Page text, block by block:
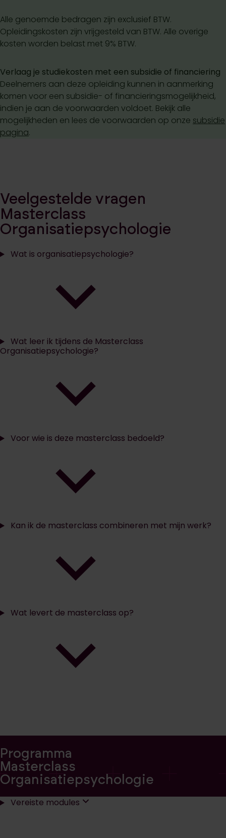
Alle genoemde bedragen zijn exclusief BTW.
Opleidingskosten zijn vrijgesteld van BTW. Alle overige
kosten worden belast met 9% BTW.
Verlaag je studiekosten met een subsidie of financiering
Deelnemers aan deze opleiding kunnen in aanmerking
komen voor een subsidie- of financieringsmogelijkheid,
indien je aan de voorwaarden voldoet. Bekijk alle
mogelijkheden en lees de voorwaarden op onze subsidie
pagina.
Veelgestelde vragen
Masterclass
Organisatiepsychologie
Wat is organisatiepsychologie?
Wat leer ik tijdens de Masterclass
Organisatiepsychologie?
Voor wie is deze masterclass bedoeld?
Kan ik de masterclass combineren met mijn werk?
Wat levert de masterclass op?
Programma
Masterclass
Organisatiepsychologie
Vereiste modules